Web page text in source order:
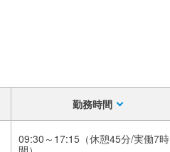
勤務時間
09:30～17:15（休憩45分/実働7時